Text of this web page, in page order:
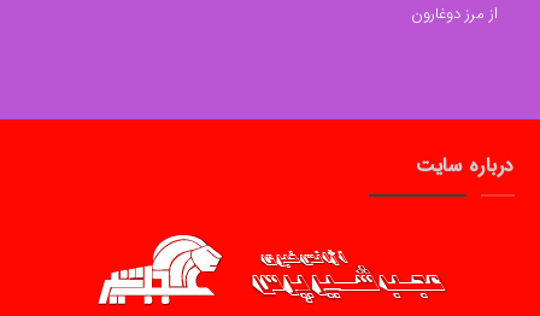
از مرز دوغارون
درباره سایت